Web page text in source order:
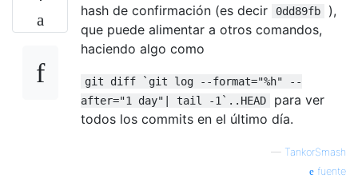
hash de confirmación (es decir
0dd89fb
),
que puede alimentar a otros comandos,
haciendo algo como
git diff `git log --format="%h" --
after="1 day"| tail -1`..HEAD
para ver
todos los commits en el último día.
— TankorSmash
fuente